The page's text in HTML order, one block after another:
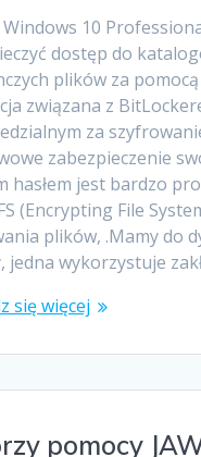
Windows 10
dostęp do
plików za
związana z
za
zabezpieczenie
hasłem jest bardzo
(Encrypting File
plików, .Mamy do
jedna wykorzystuje
się więcej
pomocy